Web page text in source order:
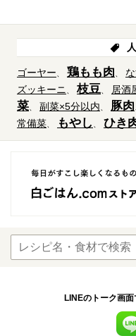
ゴーヤー 鶏もも肉
ズッキーニ 枝豆 居酒
菜
副菜×5分以内 豚肉
常備菜
もやし ひき
LINEのトーク画